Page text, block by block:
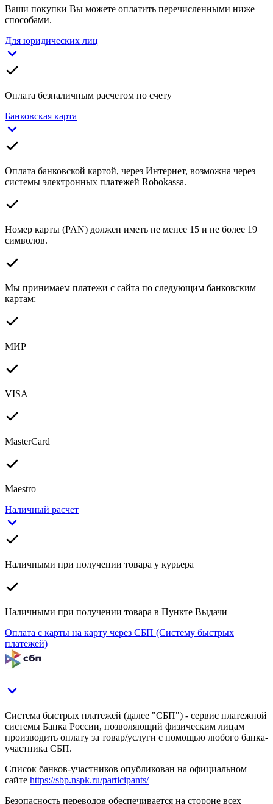
Ваши покупки Вы можете оплатить перечисленными ниже
способами.
Для юридических лиц
Оплата безналичным расчетом по счету
Банковская карта
Оплата банковской картой, через Интернет, возможна через
системы электронных платежей Robokassa.
Номер карты (PAN) должен иметь не менее 15 и не более 19
символов.
Мы принимаем платежи с сайта по следующим банковским
картам:
МИР
VISA
MasterCard
Maestro
Наличный расчет
Наличными при получении товара у курьера
Наличными при получении товара в Пункте Выдачи
Оплата с карты на карту через СБП (Систему быстрых
платежей)
Система быстрых платежей (далее "СБП") - сервис платежной
системы Банка России, позволяющий физическим лицам
производить оплату за товар/услуги с помощью любого банка-
участника СБП.
Список банков-участников опубликован на официальном
сайте https://sbp.nspk.ru/participants/
Безопасность переводов обеспечивается на стороне всех